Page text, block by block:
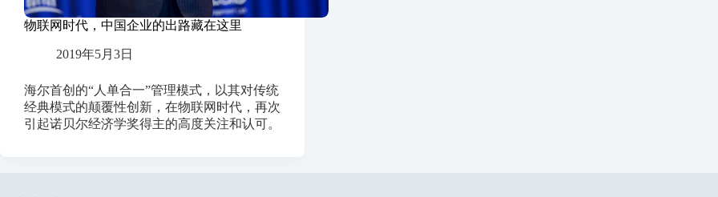
物联网时代，中国企业的出路藏在这里
2019年5月3日
海尔首创的“人单合一”管理模式，以其对传统
经典模式的颠覆性创新，在物联网时代，再次
引起诺贝尔经济学奖得主的高度关注和认可。